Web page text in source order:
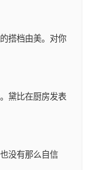
搭档由美。对你
黛比在厨房发表
没有那么自信